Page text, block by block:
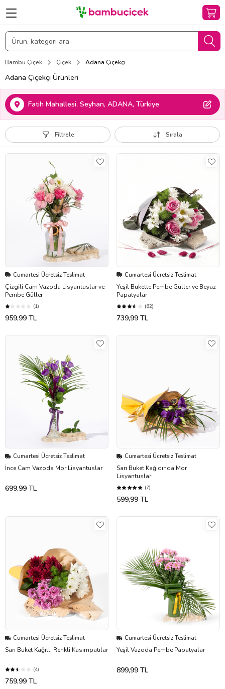
Bambu Çiçek Çiçek Adana Çiçekçi
Adana Çiçekçi Ürünleri
Fatih Mahallesi, Seyhan, ADANA, Türkiye
Filtrele Sırala
Cumartesi Ücretsiz Teslimat
Çizgili Cam Vazoda Lisyantuslar ve
Pembe Güller
(1)
959,99 TL
Cumartesi Ücretsiz Teslimat
Yeşil Bukette Pembe Güller ve Beyaz
Papatyalar
(62)
739,99 TL
Cumartesi Ücretsiz Teslimat
İnce Cam Vazoda Mor Lisyantuslar
699,99 TL
Cumartesi Ücretsiz Teslimat
Sarı Buket Kağıdında Mor
Lisyantuslar
(7)
599,99 TL
Cumartesi Ücretsiz Teslimat
Sarı Buket Kağıtlı Renkli Kasımpatılar
(4)
759,99 TL
Cumartesi Ücretsiz Teslimat
Yeşil Vazoda Pembe Papatyalar
899,99 TL